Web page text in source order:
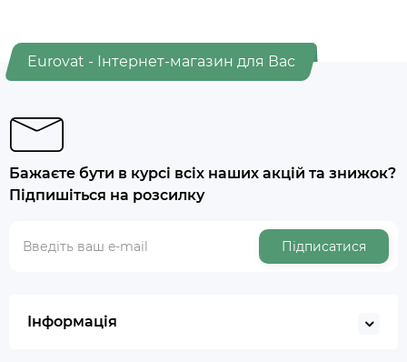
Eurovat - Інтернет-магазин для Вас
Бажаєте бути в курсі всіх наших акцій та знижок?
Підпишіться на розсилку
Підписатися
Інформація